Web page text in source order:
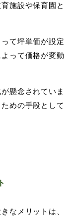
施設や保育園と
て坪単価が設定
って価格が変動
懸念されていま
めの手段として
なメリットは、